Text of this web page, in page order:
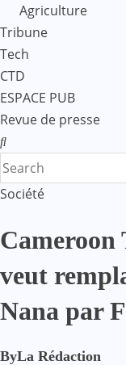
Agriculture
Tribune
Tech
CTD
ESPACE PUB
Revue de presse
Société
Cameroon
veut
Nana par
ByLa Rédaction